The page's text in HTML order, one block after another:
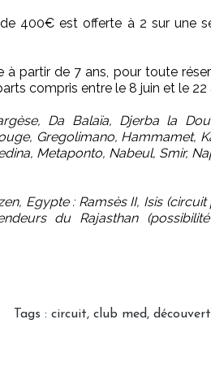
400€ est offerte à 2 sur une
partir de 7 ans, pour toute
compris entre le 8 juin et le
Da Balaïa, Djerba la
Gregolimano, Hammamet,
Metaponto, Nabeul, Smir,
Egypte : Ramsès II, Isis
du Rajasthan
Tags : circuit, club med,